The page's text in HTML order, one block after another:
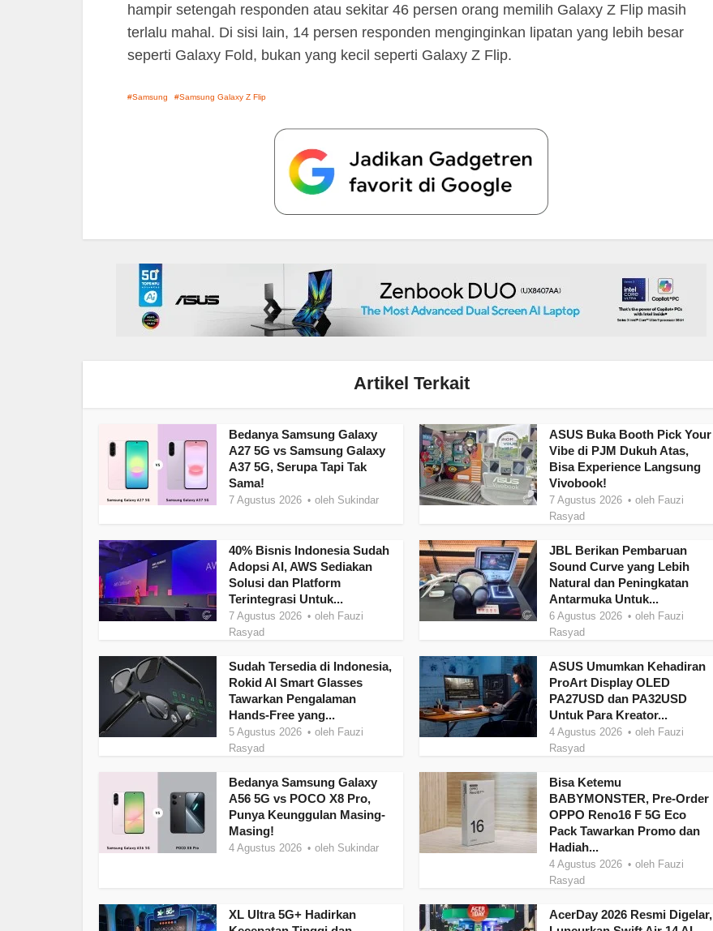
hampir setengah responden atau sekitar 46 persen orang memilih Galaxy Z Flip masih
terlalu mahal. Di sisi lain, 14 persen responden menginginkan lipatan yang lebih besar
seperti Galaxy Fold, bukan yang kecil seperti Galaxy Z Flip.
Samsung Samsung Galaxy Z Flip
Artikel Terkait
Bedanya Samsung Galaxy
A27 5G vs Samsung Galaxy
A37 5G, Serupa Tapi Tak
Sama!
7 Agustus 2026 oleh Sukindar
ASUS Buka Booth Pick Your
Vibe di PJM Dukuh Atas,
Bisa Experience Langsung
Vivobook!
7 Agustus 2026 oleh Fauzi
Rasyad
40% Bisnis Indonesia Sudah
Adopsi AI, AWS Sediakan
Solusi dan Platform
Terintegrasi Untuk...
7 Agustus 2026 oleh Fauzi
Rasyad
JBL Berikan Pembaruan
Sound Curve yang Lebih
Natural dan Peningkatan
Antarmuka Untuk...
6 Agustus 2026 oleh Fauzi
Rasyad
Sudah Tersedia di Indonesia,
Rokid AI Smart Glasses
Tawarkan Pengalaman
Hands-Free yang...
5 Agustus 2026 oleh Fauzi
Rasyad
ASUS Umumkan Kehadiran
ProArt Display OLED
PA27USD dan PA32USD
Untuk Para Kreator...
4 Agustus 2026 oleh Fauzi
Rasyad
Bedanya Samsung Galaxy
A56 5G vs POCO X8 Pro,
Punya Keunggulan Masing-
Masing!
4 Agustus 2026 oleh Sukindar
Bisa Ketemu
BABYMONSTER, Pre-Order
OPPO Reno16 F 5G Eco
Pack Tawarkan Promo dan
Hadiah...
4 Agustus 2026 oleh Fauzi
Rasyad
XL Ultra 5G+ Hadirkan
AcerDay 2026 Resmi Digelar,